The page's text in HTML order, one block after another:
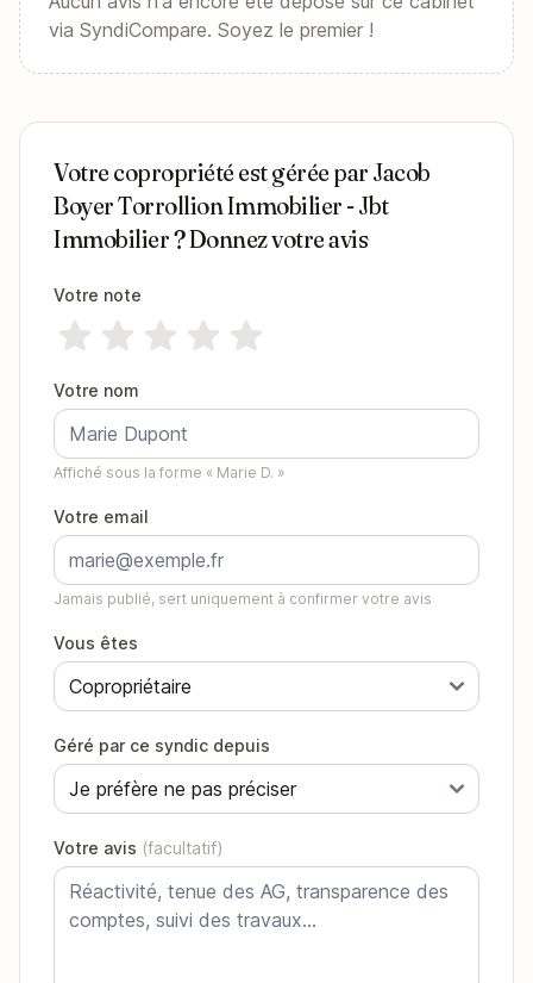
via SyndiCompare. Soyez le premier !
Votre copropriété est gérée par Jacob
Boyer Torrollion Immobilier - Jbt
Immobilier ? Donnez votre avis
Votre note
Votre nom
Affiché sous la forme « Marie D. »
Votre email
Jamais publié, sert uniquement à confirmer votre avis
Vous êtes
Géré par ce syndic depuis
Votre avis (facultatif)